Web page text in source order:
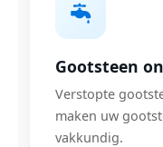
Gootsteen
Verstopte
maken uw
vakkundig.